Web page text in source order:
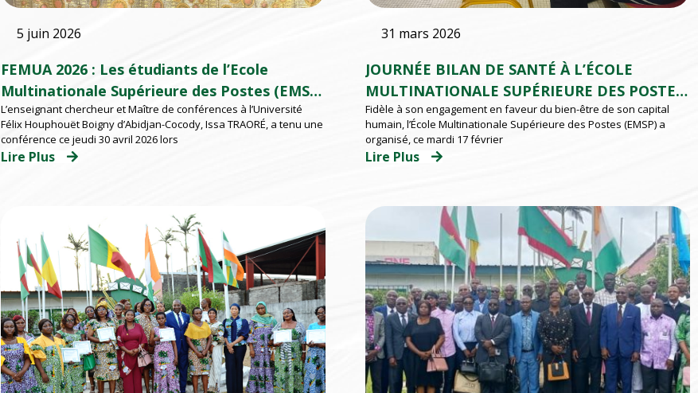
5 juin 2026
FEMUA 2026 : Les étudiants de l’Ecole
Multinationale Supérieure des Postes (EMSP)
d’Abidjan répondent présents
L’enseignant chercheur et Maître de conférences à l’Université
Félix Houphouët Boigny d’Abidjan-Cocody, Issa TRAORÉ, a tenu une
conférence ce jeudi 30 avril 2026 lors
Lire Plus
31 mars 2026
JOURNÉE BILAN DE SANTÉ À L’ÉCOLE
MULTINATIONALE SUPÉRIEURE DES POSTES
(EMSP) D’ABIDJAN
Fidèle à son engagement en faveur du bien-être de son capital
humain, l’École Multinationale Supérieure des Postes (EMSP) a
organisé, ce mardi 17 février
Lire Plus